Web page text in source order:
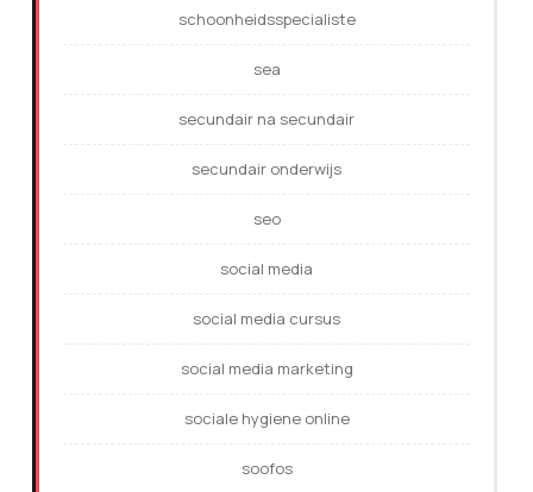
schoonheidsspecialiste
sea
secundair na secundair
secundair onderwijs
seo
social media
social media cursus
social media marketing
sociale hygiene online
soofos